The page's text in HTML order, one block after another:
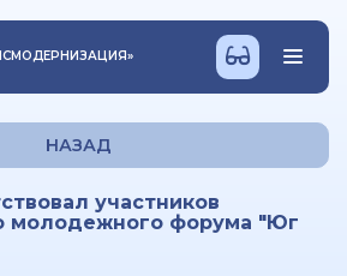
»
НАЗАД
участников
молодежного форума "Юг